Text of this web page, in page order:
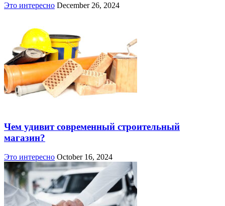
Это интересно December 26, 2024
Чем удивит современный строительный
магазин?
Это интересно October 16, 2024